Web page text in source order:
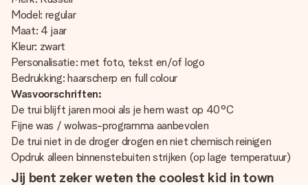
Model: regular
Maat: 4 jaar
Kleur: zwart
Personalisatie: met foto, tekst en/of logo
Bedrukking: haarscherp en full colour
Wasvoorschriften:
De trui blijft jaren mooi als je hem wast op 40°C
Fijne was / wolwas-programma aanbevolen
De trui niet in de droger drogen en niet chemisch reinigen
Opdruk alleen binnenstebuiten strijken (op lage temperatuur)
Jij bent zeker weten the coolest kid in town